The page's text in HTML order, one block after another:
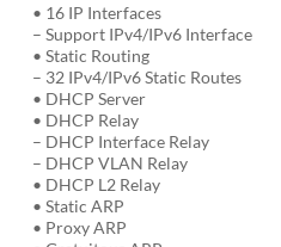
• 16 IP Interfaces
– Support IPv4/IPv6 Interface
• Static Routing
– 32 IPv4/IPv6 Static Routes
• DHCP Server
• DHCP Relay
– DHCP Interface Relay
– DHCP VLAN Relay
• DHCP L2 Relay
• Static ARP
• Proxy ARP